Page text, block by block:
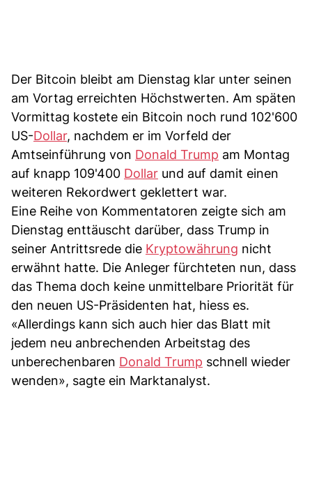
Der Bitcoin bleibt am Dienstag klar unter seinen
am Vortag erreichten Höchstwerten. Am späten
Vormittag kostete ein Bitcoin noch rund 102'600
US-Dollar, nachdem er im Vorfeld der
Amtseinführung von Donald Trump am Montag
auf knapp 109'400 Dollar und auf damit einen
weiteren Rekordwert geklettert war.
Eine Reihe von Kommentatoren zeigte sich am
Dienstag enttäuscht darüber, dass Trump in
seiner Antrittsrede die Kryptowährung nicht
erwähnt hatte. Die Anleger fürchteten nun, dass
das Thema doch keine unmittelbare Priorität für
den neuen US-Präsidenten hat, hiess es.
«Allerdings kann sich auch hier das Blatt mit
jedem neu anbrechenden Arbeitstag des
unberechenbaren Donald Trump schnell wieder
wenden», sagte ein Marktanalyst.